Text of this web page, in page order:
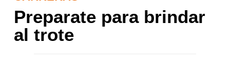
Preparate para brindar
al trote